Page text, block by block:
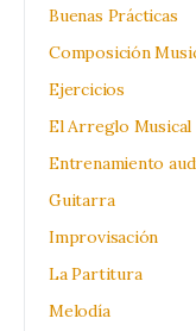
Buenas Prácticas
Composición
Ejercicios
El Arreglo Musical
Entrenamiento
Guitarra
Improvisación
La Partitura
Melodía